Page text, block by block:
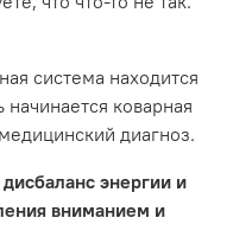
система находится
коварная
диагноз.
энергии и
вниманием и